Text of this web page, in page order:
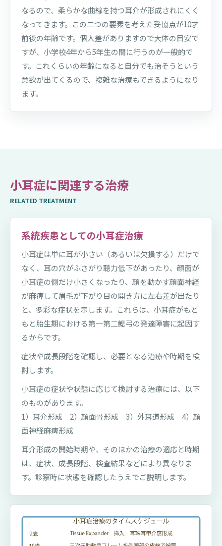
なるので、柔らかな曲線を持つ耳介が形成されにくく
なってきます。この二つの要素を考えた妥協点が10才
前後の年齢です。個人差がありますので大体の目安で
すが、小学校4年から5年生の間に行うのが一般的で
す。これくらいの年齢になると自分でも治そうという
意欲が出てくるので、複雑な治療もできるようになり
ます。
小耳症に関連する治療
RELATED TREATMENT
系統疾患としての小耳症治療
小耳症は単に耳が小さい（あるいは欠損する）だけで
なく、耳の穴がふさがり聴力低下があったり、顔面が
小耳症の側だけ小さくなったり、顔を動かす顔面神経
が麻痺して眉毛が下がり目の開き方に左右差が出たり
と、多彩な症状を示します。これらは、小耳症がもと
もと胎生期における第一第二鰓弓の発達障害に起因す
るからです。
症状や成長段階を確認し、必要となる治療や時期を検
討します。
小耳症の症状や状態に応じて検討する治療には、以下
のものがあります。
1）耳介形成 2）顔面骨形成 3）外耳道形成 4）顔
面神経麻痺形成
耳介形成の開始時期や、そのほかの治療の適応と時期
は、症状、成長段階、検査結果などにより異なりま
す。診察時に状態を確認したうえでご説明します。